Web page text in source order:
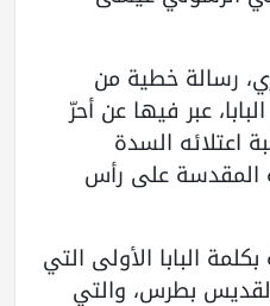
رسالة خطية من
عبر فيها عن أحرّ
اعتلائه السدة
المقدسة على رأس
البابا الأولى التي
بطرس، والتي